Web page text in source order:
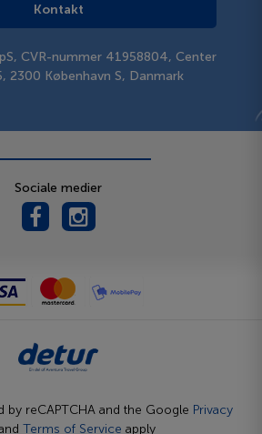
Kontakt
CVR-nummer 41958804, Center
2300 København S, Danmark
Sociale medier
by reCAPTCHA and the Google Privacy
Terms of Service apply